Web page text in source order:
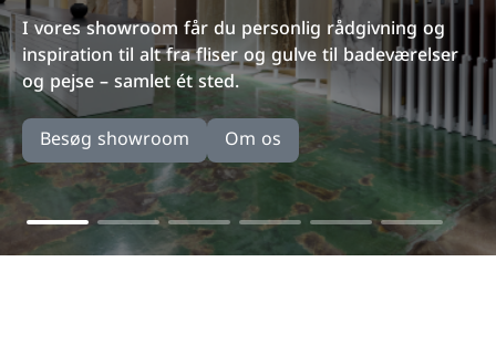
I vores showroom får du personlig rådgivning og
inspiration til alt fra fliser og gulve til badeværelser
og pejse – samlet ét sted.
Besøg showroom Om os